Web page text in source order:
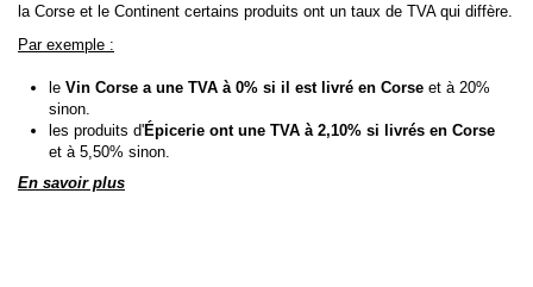
la Corse et le Continent certains produits ont un taux de TVA qui diffère.
Par exemple :
le Vin Corse a une TVA à 0% si il est livré en Corse et à 20%
sinon.
les produits d'Épicerie ont une TVA à 2,10% si livrés en Corse
et à 5,50% sinon.
En savoir plus